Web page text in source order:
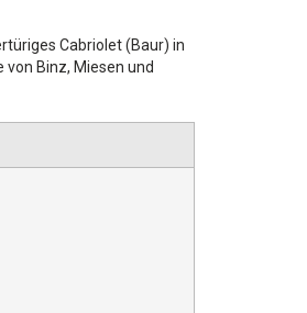
Cabriolet (Baur) in
Binz, Miesen und